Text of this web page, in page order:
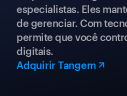
especialistas. Eles
de gerenciar. Com
permite que você
digitais.
Adquirir Tangem